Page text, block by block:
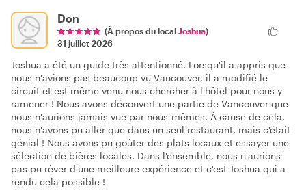
Don
(À propos du local Joshua)
31 juillet 2026
Joshua a été un guide très attentionné. Lorsqu'il a appris que
nous n'avions pas beaucoup vu Vancouver, il a modifié le
circuit et est même venu nous chercher à l'hôtel pour nous y
ramener ! Nous avons découvert une partie de Vancouver que
nous n'aurions jamais vue par nous-mêmes. À cause de cela,
nous n'avons pu aller que dans un seul restaurant, mais c'était
génial ! Nous avons pu goûter des plats locaux et essayer une
sélection de bières locales. Dans l'ensemble, nous n'aurions
pas pu rêver d'une meilleure expérience et c'est Joshua qui a
rendu cela possible !